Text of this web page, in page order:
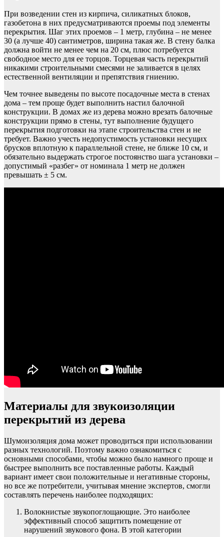
При возведении стен из кирпича, силикатных блоков,
газобетона в них предусматриваются проемы под элементы
перекрытия. Шаг этих проемов – 1 метр, глубина – не менее
30 (а лучше 40) сантиметров, ширина такая же. В стену балка
должна войти не менее чем на 20 см, плюс потребуется
свободное место для ее торцов. Торцевая часть перекрытий
никакими строительными смесями не заливается в целях
естественной вентиляции и препятствия гниению.
Чем точнее выведены по высоте посадочные места в стенах
дома – тем проще будет выполнить настил балочной
конструкции. В домах же из дерева можно врезать балочные
конструкции прямо в стены, тут выполнение будущего
перекрытия подготовки на этапе строительства стен и не
требует. Важно учесть недопустимость установки несущих
брусков вплотную к параллельной стене, не ближе 10 см, и
обязательно выдержать строгое постоянство шага установки –
допустимый «разбег» от номинала 1 метр не должен
превышать ± 5 см.
Материалы для звукоизоляции
перекрытий из дерева
Шумоизоляция дома может проводиться при использовании
разных технологий. Поэтому важно ознакомиться с
основными способами, чтобы можно было намного проще и
быстрее выполнить все поставленные работы. Каждый
вариант имеет свои положительные и негативные стороны,
но все же потребители, учитывая мнение экспертов, смогли
составлять перечень наиболее подходящих:
Волокнистые звукопоглощающие. Это наиболее
эффективный способ защитить помещение от
нарушений звукового фона. В этой категории